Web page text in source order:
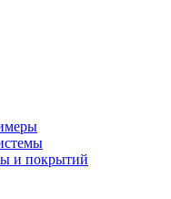
и покрытий